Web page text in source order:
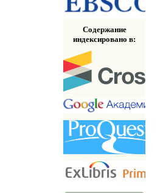
Содержание
индексировано в: